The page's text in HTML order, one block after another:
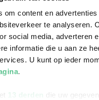
om content en
te analyseren.
social media, adverteren
informatie die u aan ze
U kunt op ieder
.
13 derden die uw